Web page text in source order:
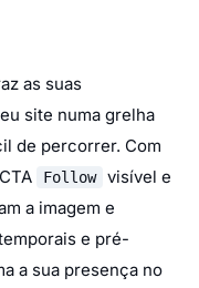
as suas
site numa grelha
de percorrer. Com
Follow
visível e
a imagem e
e pré-
a sua presença no